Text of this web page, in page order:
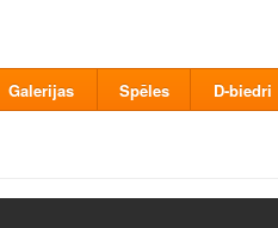
Galerijas Spēles D-biedri